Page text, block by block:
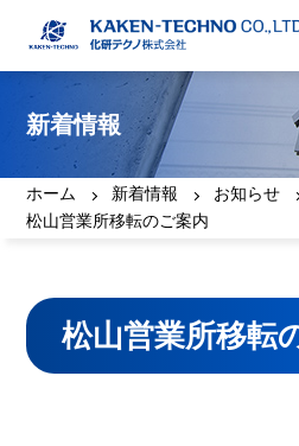
新着情報
ホーム 新着情報
お知らせ
松山営業所移転のご案内
松山営業所移転